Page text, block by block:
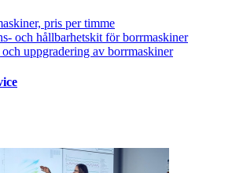
pris per timme
och hållbarhetskit för borrmaskiner
uppgradering av borrmaskiner